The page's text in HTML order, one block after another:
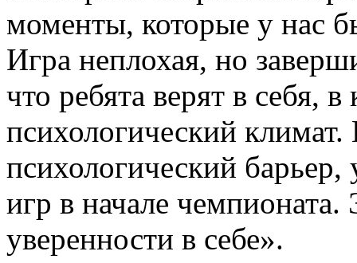
моменты, которые у нас
Игра неплохая, но
что ребята верят в себя,
психологический
психологический
игр в начале
уверенности в себе».